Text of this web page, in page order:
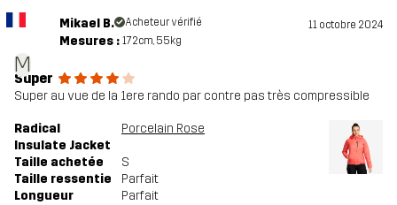
M
Mikael B. Acheteur vérifié 11 octobre 2024
Mesures : 172cm, 55kg
Super
Super au vue de la 1ere rando par contre pas très compressible
Radical
Insulate Jacket
Porcelain Rose
Taille achetée
S
Taille ressentie
Parfait
Longueur
Parfait